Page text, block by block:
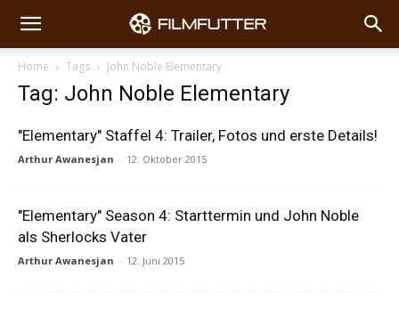
Home Tags John Noble Elementary
Tag: John Noble Elementary
"Elementary" Staffel 4: Trailer, Fotos und erste Details!
Arthur Awanesjan - 12. Oktober 2015
"Elementary" Season 4: Starttermin und John Noble
als Sherlocks Vater
Arthur Awanesjan - 12. Juni 2015